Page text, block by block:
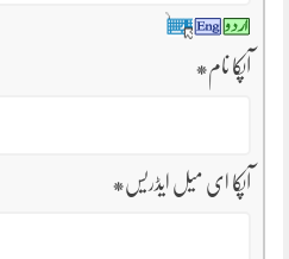
آپکا نام*
آپکا ای میل ایڈریس*